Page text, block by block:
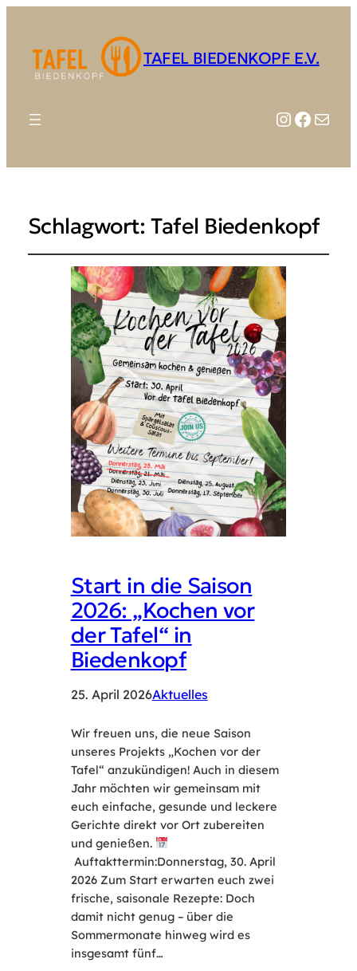
TAFEL BIEDENKOPF E.V.
E-Mail
Schlagwort:Tafel Biedenkopf
Start in die Saison
2026: „Kochen vor
der Tafel“ in
Biedenkopf
25. April 2026Aktuelles
Wir freuen uns, die neue Saison
unseres Projekts „Kochen vor der
Tafel“ anzukündigen! Auch in diesem
Jahr möchten wir gemeinsam mit
euch einfache, gesunde und leckere
Gerichte direkt vor Ort zubereiten
und genießen.
Auftakttermin:Donnerstag, 30. April
2026 Zum Start erwarten euch zwei
frische, saisonale Rezepte: Doch
damit nicht genug – über die
Sommermonate hinweg wird es
insgesamt fünf…